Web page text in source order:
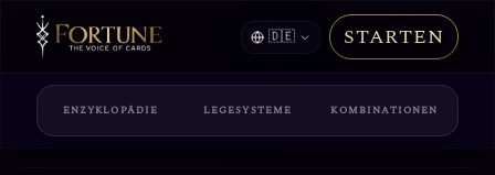
🇩🇪 STARTEN
ENZYKLOPÄDIE LEGESYSTEME KOMBINATIONEN